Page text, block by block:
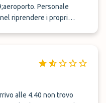
Personale
riprendere i propri
alle 4.40 non trovo